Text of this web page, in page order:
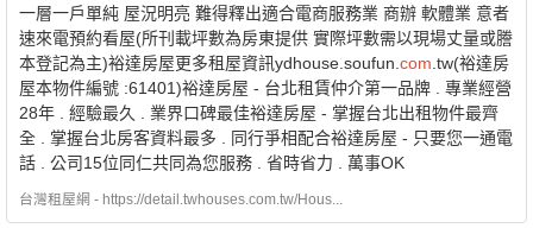
一層一戶單純 屋況明亮 難得釋出適合電商服務業 商辦 軟體業 意者
速來電預約看屋(所刊載坪數為房東提供 實際坪數需以現場丈量或謄
本登記為主)裕達房屋更多租屋資訊ydhouse.soufun.com.tw(裕達房
屋本物件編號 :61401)裕達房屋 - 台北租賃仲介第一品牌 . 專業經營
28年 . 經驗最久 . 業界口碑最佳裕達房屋 - 掌握台北出租物件最齊
全 . 掌握台北房客資料最多 . 同行爭相配合裕達房屋 - 只要您一通電
話 . 公司15位同仁共同為您服務 . 省時省力 . 萬事OK
台灣租屋網 - https://detail.twhouses.com.tw/Hous...